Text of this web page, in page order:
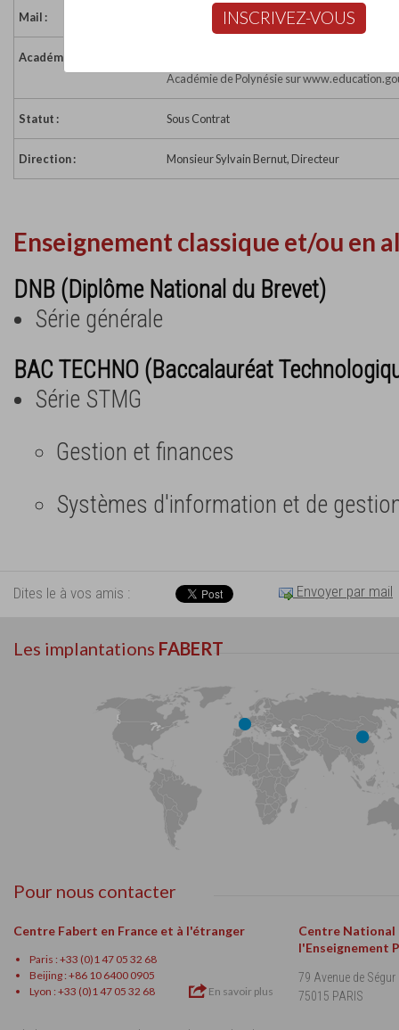
Mail : clm@clm.ddec.edu.pf
Académie :
Académie de Polynésie sur
Statut : Sous Contrat
Direction : Monsieur Sylvain Bernut, Directeur
Enseignement classique et/ou en
DNB (Diplôme National du Brevet)
Série générale
BAC TECHNO (Baccalauréat
Série STMG
Gestion et finances
Systèmes d'information et de
Dites le à vos amis : Envoyer par mail
Les implantations FABERT
Pour nous contacter
Centre Fabert en France et à l'étranger
Paris : +33 (0)1 47 05 32 68
Beijing : +86 10 6400 0905
Lyon : +33 (0)1 47 05 32 68
En savoir plus
Centre National
l'Enseignement
79 Avenue de Ségur
75015 PARIS
INSCRIVEZ-VOUS